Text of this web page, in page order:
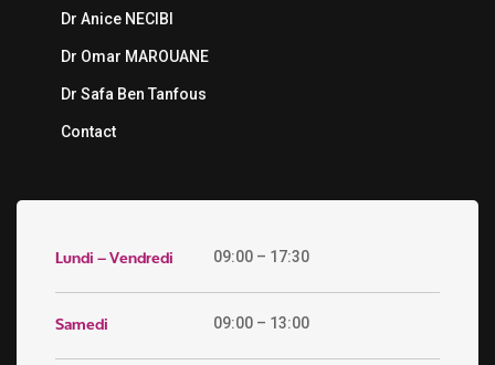
Dr Anice NECIBI
Dr Omar MAROUANE
Dr Safa Ben Tanfous
Contact
Lundi – Vendredi 09:00 – 17:30
Samedi 09:00 – 13:00